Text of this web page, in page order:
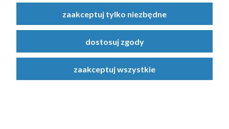
zaakceptuj tylko niezbędne
dostosuj zgody
zaakceptuj wszystkie